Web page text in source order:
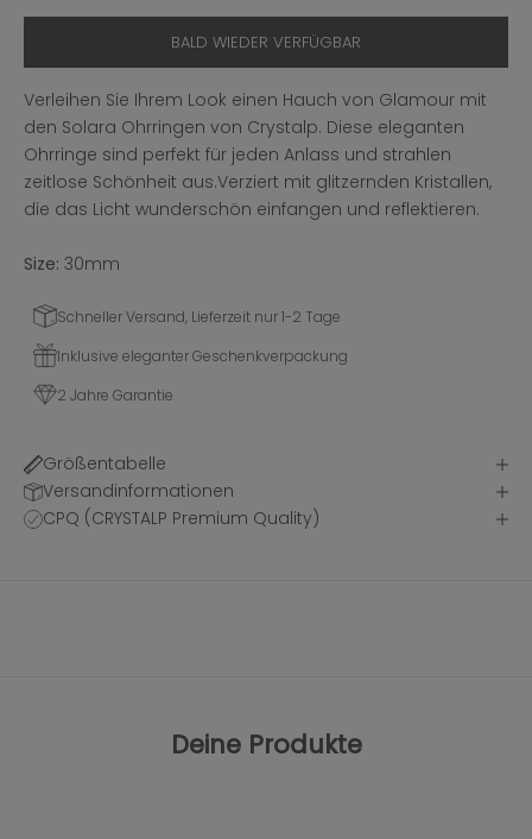
BALD WIEDER VERFÜGBAR
Verleihen Sie Ihrem Look einen Hauch von Glamour mit
den Solara Ohrringen von Crystalp. Diese eleganten
Ohrringe sind perfekt für jeden Anlass und strahlen
zeitlose Schönheit aus.Verziert mit glitzernden Kristallen,
die das Licht wunderschön einfangen und reflektieren.
Size: 30mm
Schneller Versand, Lieferzeit nur 1-2 Tage
Inklusive eleganter Geschenkverpackung
2 Jahre Garantie
Größentabelle
Versandinformationen
CPQ (CRYSTALP Premium Quality)
Deine Produkte